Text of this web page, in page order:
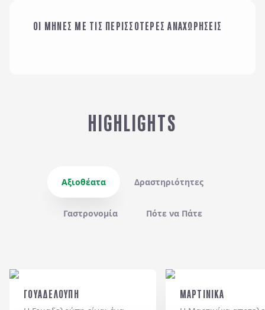
ΟΙ ΜΗΝΕΣ ΜΕ ΤΙΣ ΠΕΡΙΣΣΟΤΕΡΕΣ ΑΝΑΧΩΡΗΣΕΙΣ
ΙΑΝΟΥΑΡΙΟΣ
HIGHLIGHTS
Αξιοθέατα Δραστηριότητες
Γαστρονoμία Πότε να Πάτε
ΓΟΥΑΔΕΛΟΥΠΗ ΜΑΡΤΙΝΙΚΑ